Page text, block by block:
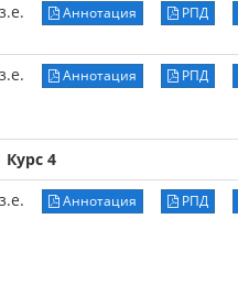
Аннотация РПД
Аннотация РПД
Курс 4
Аннотация РПД